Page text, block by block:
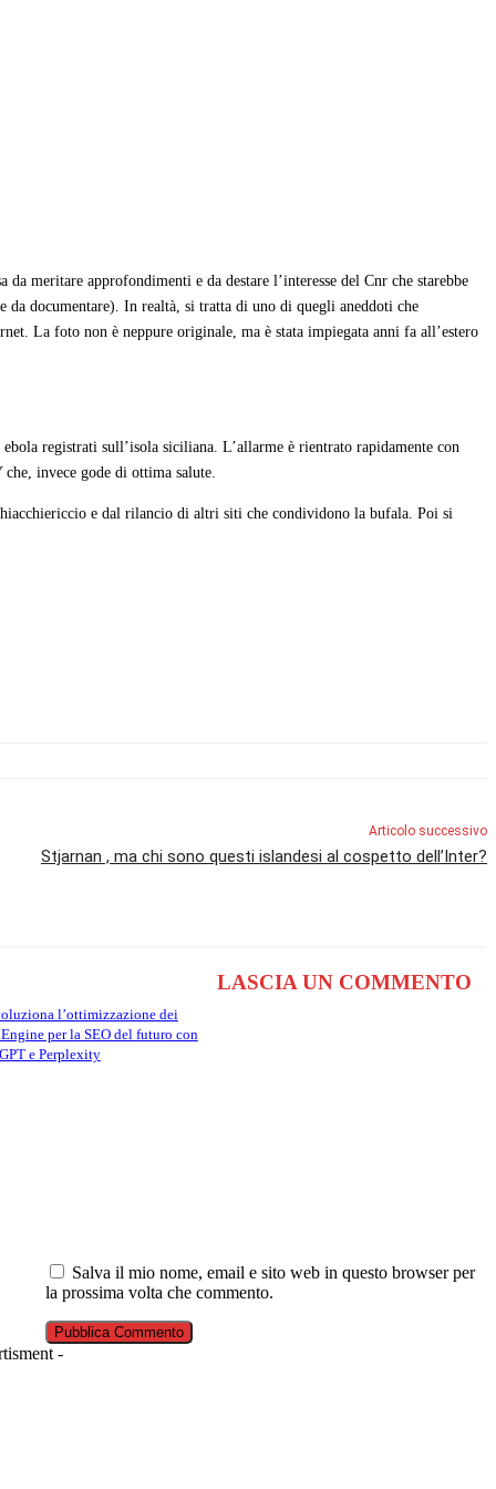
meritare approfondimenti e da destare l’interesse del Cnr che starebbe
da documentare). In realtà, si tratta di uno di quegli aneddoti che
La foto non è neppure originale, ma è stata impiegata anni fa all’estero
registrati sull’isola siciliana. L’allarme è rientrato rapidamente con
invece gode di ottima salute.
e dal rilancio di altri siti che condividono la bufala. Poi si
Articolo successivo
Stjarnan , ma chi sono questi islandesi al cospetto dell’Inter?
l’ottimizzazione dei
per la SEO del futuro con
e Perplexity
LASCIA UN COMMENTO
Salva il mio nome, email e sito web in questo browser per
la prossima volta che commento.
-